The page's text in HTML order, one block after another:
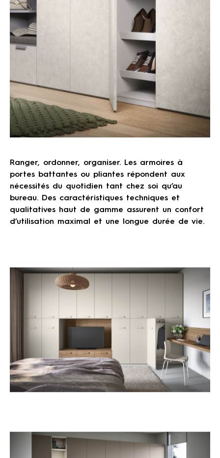
Ranger, ordonner, organiser. Les armoires à
portes battantes ou pliantes répondent aux
nécessités du quotidien tant chez soi qu’au
bureau. Des caractéristiques techniques et
qualitatives haut de gamme assurent un confort
d’utilisation maximal et une longue durée de vie.